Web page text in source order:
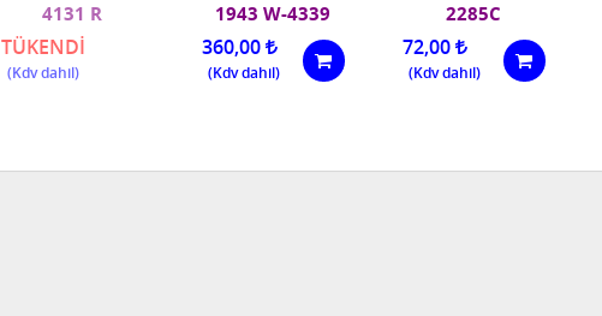
4131 R
TÜKENDİ
1943 W-4339
360,00
2285C
72,00